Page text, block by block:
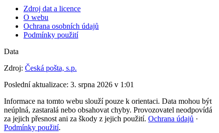
Zdroj dat a licence
O webu
Ochrana osobních údajů
Podmínky použití
Data
Zdroj: Česká pošta, s.p.
Poslední aktualizace: 3. srpna 2026 v 1:01
Informace na tomto webu slouží pouze k orientaci. Data mohou být
neúplná, zastaralá nebo obsahovat chyby. Provozovatel neodpovídá
za jejich přesnost ani za škody z jejich použití. Ochrana údajů ·
Podmínky použití.